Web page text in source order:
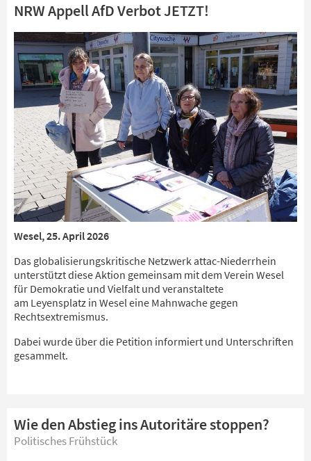
NRW Appell AfD Verbot JETZT!
Wesel, 25. April 2026
Das globalisierungskritische Netzwerk attac-Niederrhein
unterstützt diese Aktion gemeinsam mit dem Verein Wesel
für Demokratie und Vielfalt und veranstaltete
am Leyensplatz in Wesel eine Mahnwache gegen
Rechtsextremismus.
Dabei wurde über die Petition informiert und Unterschriften
gesammelt.
Wie den Abstieg ins Autoritäre stoppen?
Politisches Frühstück